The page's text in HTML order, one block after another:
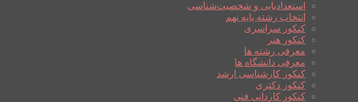
استعدادیابی و شخصیت‌شناسی
انتخاب رشته پایه نهم
کنکور سراسری
کنکور هنر
معرفی رشته ها
معرفی دانشگاه ها
کنکور کارشناسی ارشد
کنکور دکتری
کنکور کاردانی فنی